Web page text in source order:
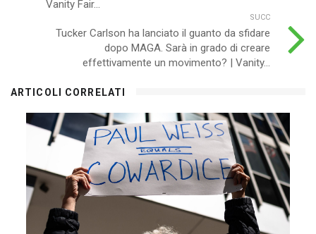
Vanity Fair...
SUCC
Tucker Carlson ha lanciato il guanto da sfidare
dopo MAGA. Sarà in grado di creare
effettivamente un movimento? | Vanity...
ARTICOLI CORRELATI